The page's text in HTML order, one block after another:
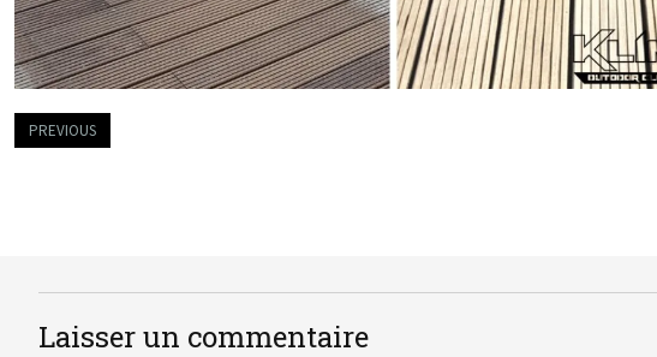
PREVIOUS
Laisser un commentaire